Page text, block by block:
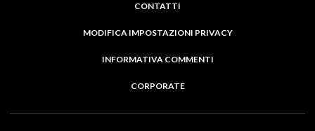
CONTATTI
MODIFICA IMPOSTAZIONI PRIVACY
INFORMATIVA COMMENTI
CORPORATE